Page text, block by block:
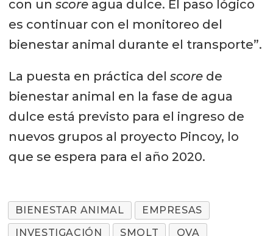
con un scoreagua dulce. El paso lógico
es continuar con el monitoreo del
bienestar animal durante el transporte”.
La puesta en práctica del scorede
bienestar animal en la fase de agua
dulce está previsto para el ingreso de
nuevos grupos al proyecto Pincoy, lo
que se espera para el año 2020.
BIENESTAR ANIMAL
EMPRESAS
INVESTIGACIÓN
SMOLT OVA